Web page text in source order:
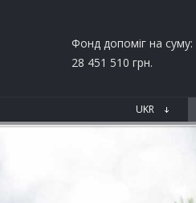
Фонд допоміг на суму:
28 451 510 грн.